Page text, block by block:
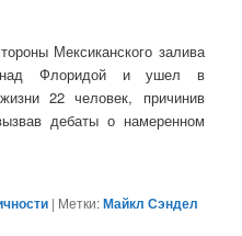
Мексиканского залива
над Флоридой и ушел в
22 человек, причинив
дебаты о намеренном
| Метки:Майкл Сэндел